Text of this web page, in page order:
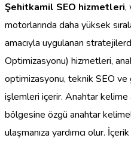
Şehitkamil SEO hizmetleri,
motorlarında daha yüksek
amacıyla uygulanan
Optimizasyonu) hizmetleri,
optimizasyonu, teknik SEO ve
işlemleri içerir. Anahtar kelime
bölgesine özgü anahtar
ulaşmanıza yardımcı olur.